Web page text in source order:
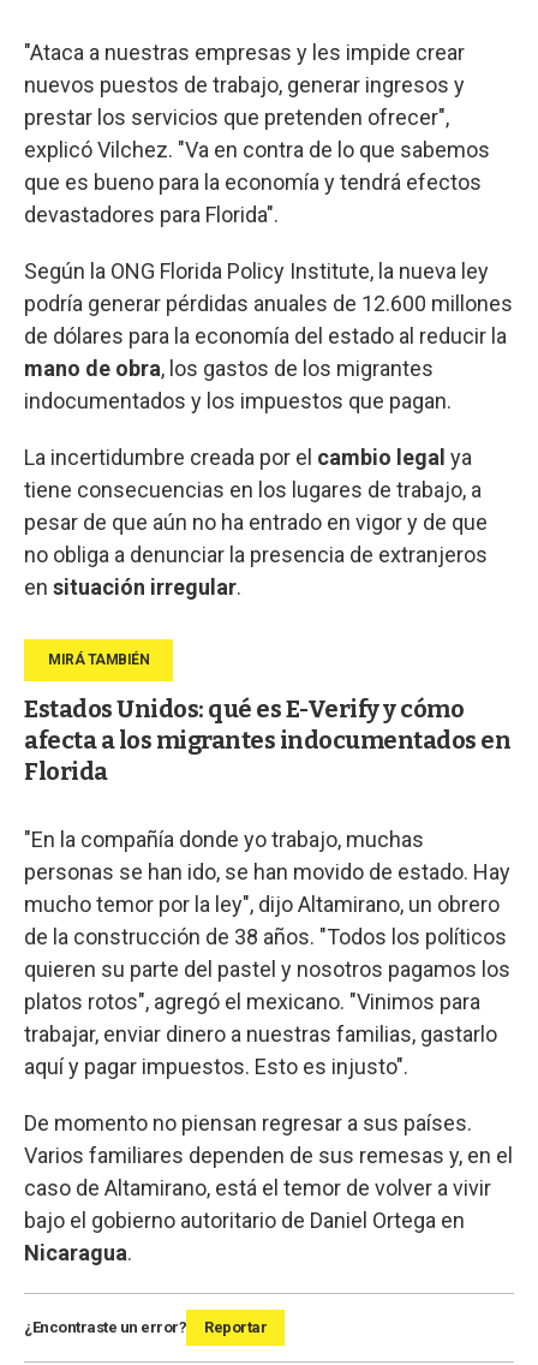
"Ataca a nuestras empresas y les impide crear
nuevos puestos de trabajo, generar ingresos y
prestar los servicios que pretenden ofrecer",
explicó Vilchez. "Va en contra de lo que sabemos
que es bueno para la economía y tendrá efectos
devastadores para Florida".
Según la ONG Florida Policy Institute, la nueva ley
podría generar pérdidas anuales de 12.600 millones
de dólares para la economía del estado al reducir la
mano de obra, los gastos de los migrantes
indocumentados y los impuestos que pagan.
La incertidumbre creada por el cambio legal ya
tiene consecuencias en los lugares de trabajo, a
pesar de que aún no ha entrado en vigor y de que
no obliga a denunciar la presencia de extranjeros
en situación irregular.
Estados Unidos: qué es E-Verify y cómo
afecta a los migrantes indocumentados en
Florida
"En la compañía donde yo trabajo, muchas
personas se han ido, se han movido de estado. Hay
mucho temor por la ley", dijo Altamirano, un obrero
de la construcción de 38 años. "Todos los políticos
quieren su parte del pastel y nosotros pagamos los
platos rotos", agregó el mexicano. "Vinimos para
trabajar, enviar dinero a nuestras familias, gastarlo
aquí y pagar impuestos. Esto es injusto".
De momento no piensan regresar a sus países.
Varios familiares dependen de sus remesas y, en el
caso de Altamirano, está el temor de volver a vivir
bajo el gobierno autoritario de Daniel Ortega en
Nicaragua.
¿Encontraste un error? Reportar